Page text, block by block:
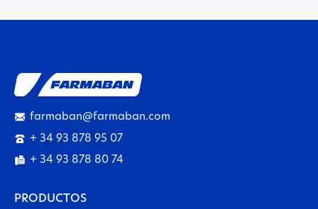
farmaban@farmaban.com
+ 34 93 878 95 07
+ 34 93 878 80 74
PRODUCTOS